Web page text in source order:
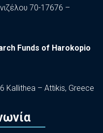
70-17676 –
Funds of Harokopio
Kallithea – Attikis, Greece